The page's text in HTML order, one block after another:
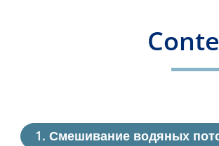
Смешивание водяных